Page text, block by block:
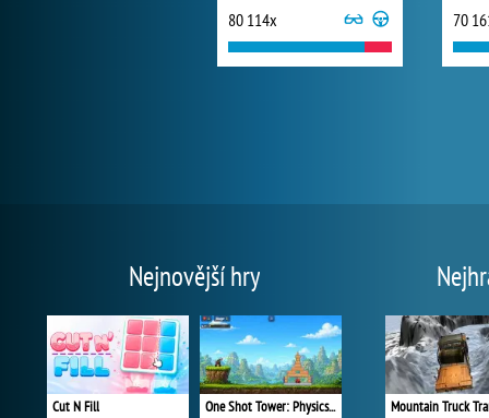
80 114x 70
Nejnovější hry
Cut N Fill One Shot Tower: Physics Destroyer Mountain Truck